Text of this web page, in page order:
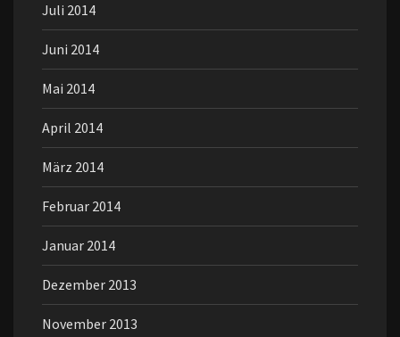
Juli 2014
Juni 2014
Mai 2014
April 2014
März 2014
Februar 2014
Januar 2014
Dezember 2013
November 2013